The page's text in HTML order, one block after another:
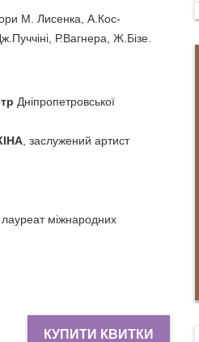
М. Лисенка, А.Кос-
Р.Вагнера, Ж.Бізе.
Дніпропетровської
, заслужений артист
міжнародних
КУПИТИ КВИТКИ